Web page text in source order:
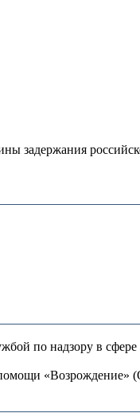
задержания
по надзору в
«Возрождение»